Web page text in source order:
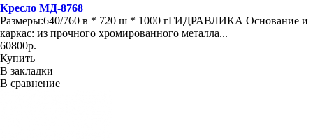
Кресло МД-8768
Размеры:640/760 в * 720 ш * 1000 гГИДРАВЛИКА Основание и
каркас: из прочного хромированного металла...
60800р.
Купить
В закладки
В сравнение